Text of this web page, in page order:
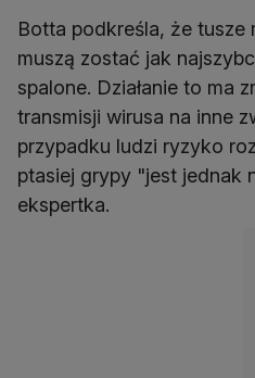
Botta podkreśla, że tusze
muszą zostać jak
spalone. Działanie to ma
transmisji wirusa na inne
przypadku ludzi ryzyko
ptasiej grypy "jest jednak
ekspertka.